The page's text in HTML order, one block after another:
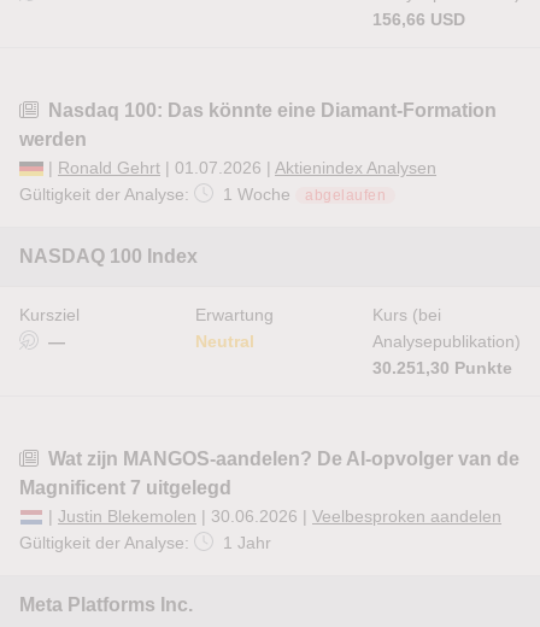
156,66 USD
Nasdaq 100: Das könnte eine Diamant-Formation
werden
| Ronald Gehrt | 01.07.2026 | Aktienindex Analysen
Gültigkeit der Analyse:
1 Woche abgelaufen
NASDAQ 100 Index
Kursziel
—
Erwartung
Neutral
Kurs (bei
Analysepublikation)
30.251,30 Punkte
Wat zijn MANGOS-aandelen? De AI-opvolger van de
Magnificent 7 uitgelegd
| Justin Blekemolen | 30.06.2026 | Veelbesproken aandelen
Gültigkeit der Analyse:
1 Jahr
Meta Platforms Inc.